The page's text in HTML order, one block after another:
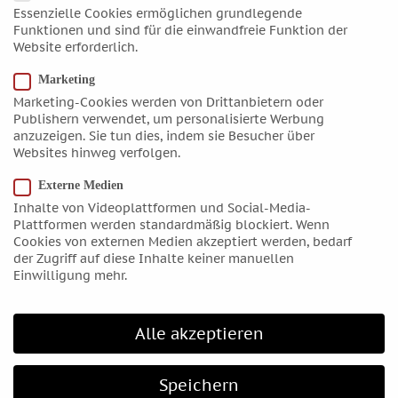
Juni 2020
Mai 2020
März 2020
Februar 2020
Januar 2020
November 2019
Oktober 2019
September 2019
August 2019
Juni 2019
März 2019
Essenzielle Cookies ermöglichen grundlegende
Funktionen und sind für die einwandfreie Funktion der
Website erforderlich.
Marketing
Marketing-Cookies werden von Drittanbietern oder
Publishern verwendet, um personalisierte Werbung
anzuzeigen. Sie tun dies, indem sie Besucher über
Websites hinweg verfolgen.
Externe Medien
Inhalte von Videoplattformen und Social-Media-
Plattformen werden standardmäßig blockiert. Wenn
Cookies von externen Medien akzeptiert werden, bedarf
der Zugriff auf diese Inhalte keiner manuellen
Einwilligung mehr.
Alle akzeptieren
Speichern